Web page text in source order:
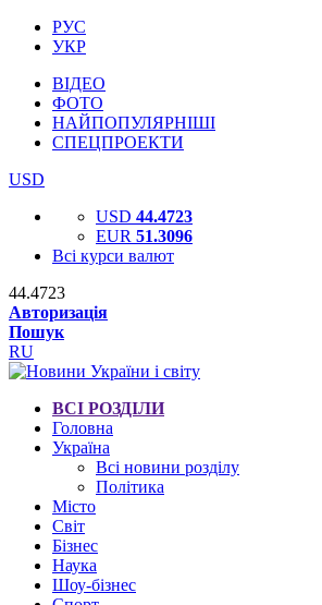
РУС
УКР
ВІДЕО
ФОТО
НАЙПОПУЛЯРНІШІ
СПЕЦПРОЕКТИ
USD
USD 44.4723
EUR 51.3096
Всі курси валют
44.4723
Авторизація
Пошук
RU
ВСІ РОЗДІЛИ
Головна
Україна
Всі новини розділу
Політика
Місто
Світ
Бізнес
Наука
Шоу-бізнес